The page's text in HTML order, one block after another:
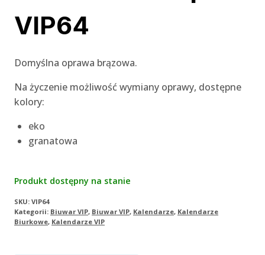
VIP64
Domyślna oprawa brązowa.
Na życzenie możliwość wymiany oprawy, dostępne
kolory:
eko
granatowa
Produkt dostępny na stanie
SKU: VIP64
Kategorii: Biuwar VIP, Biuwar VIP, Kalendarze, Kalendarze
Biurkowe, Kalendarze VIP